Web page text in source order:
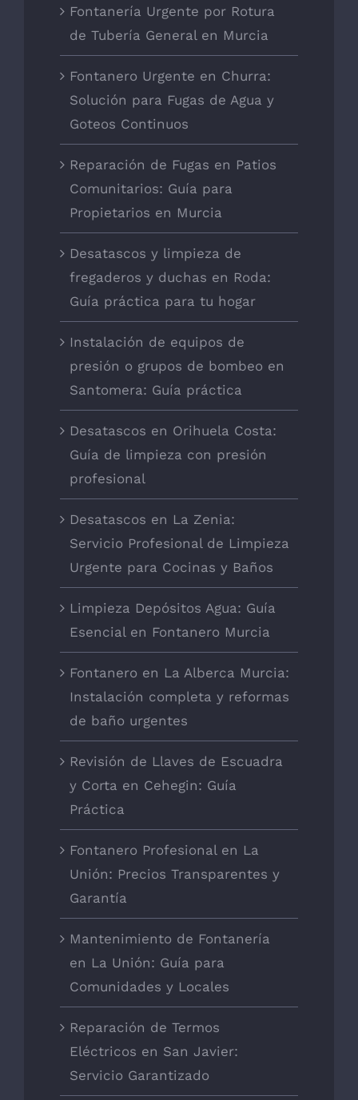
Fontanería Urgente por Rotura
de Tubería General en Murcia
Fontanero Urgente en Churra:
Solución para Fugas de Agua y
Goteos Continuos
Reparación de Fugas en Patios
Comunitarios: Guía para
Propietarios en Murcia
Desatascos y limpieza de
fregaderos y duchas en Roda:
Guía práctica para tu hogar
Instalación de equipos de
presión o grupos de bombeo en
Santomera: Guía práctica
Desatascos en Orihuela Costa:
Guía de limpieza con presión
profesional
Desatascos en La Zenia:
Servicio Profesional de Limpieza
Urgente para Cocinas y Baños
Limpieza Depósitos Agua: Guía
Esencial en Fontanero Murcia
Fontanero en La Alberca Murcia:
Instalación completa y reformas
de baño urgentes
Revisión de Llaves de Escuadra
y Corta en Cehegin: Guía
Práctica
Fontanero Profesional en La
Unión: Precios Transparentes y
Garantía
Mantenimiento de Fontanería
en La Unión: Guía para
Comunidades y Locales
Reparación de Termos
Eléctricos en San Javier:
Servicio Garantizado